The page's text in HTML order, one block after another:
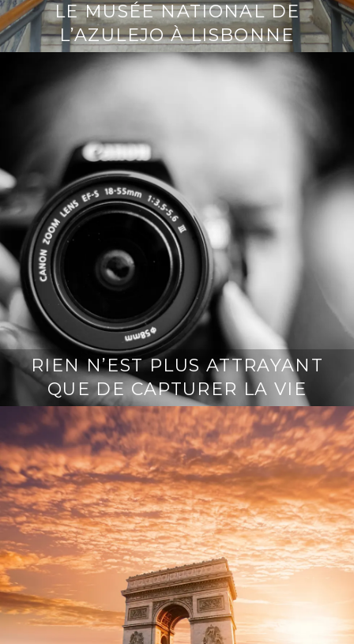
LE MUSÉE NATIONAL DE
L’AZULEJO À LISBONNE
RIEN N’EST PLUS ATTRAYANT
QUE DE CAPTURER LA VIE